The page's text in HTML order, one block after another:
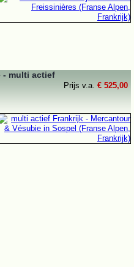
- multi actief
Prijs v.a. € 525,00